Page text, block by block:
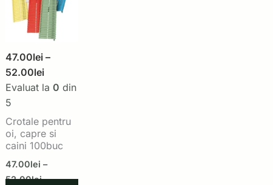
47.00lei –
52.00lei
prețuri:
47.00lei
până
52.00lei
Evaluat la 0 din
5
Crotale pentru
oi, capre si
caini 100buc
47.00lei –
52.00lei
47.00lei
până
la
52.00lei
are
pot
în